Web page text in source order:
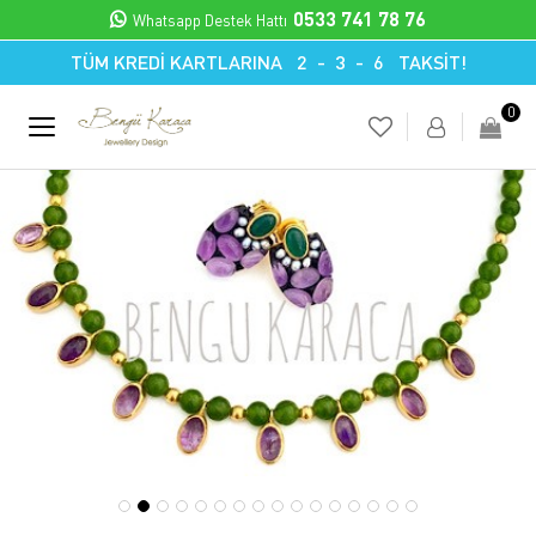
TÜM KREDİ KARTLARINA 2 - 3 - 6 TAKSİT!
Whatsapp Destek Hattı 0533 741 78 76
0